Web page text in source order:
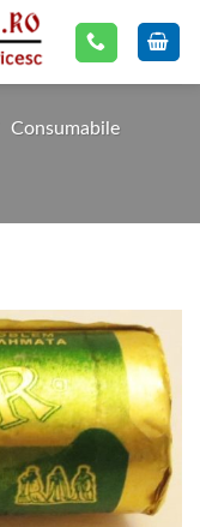
Consumabile